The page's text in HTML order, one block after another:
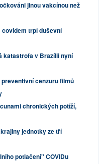
jinou vakcínou než
trpí duševní
katastrofa v Brazílii nyní
cenzuru filmů
chronických potíží,
jednotky ze tří
potlačení" COVIDu